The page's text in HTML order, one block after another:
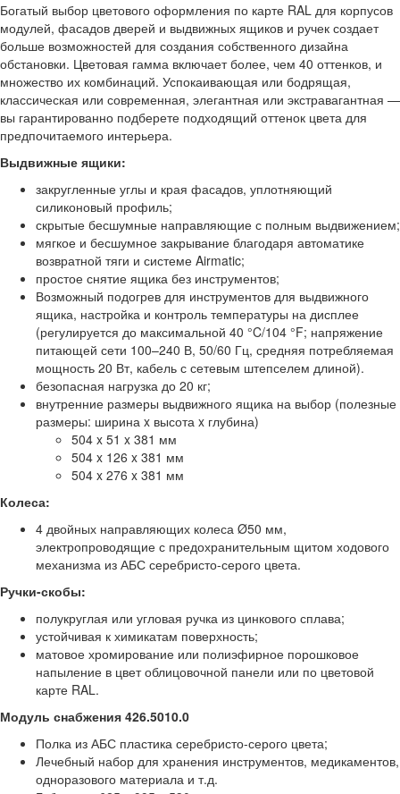
Богатый выбор цветового оформления по карте RAL для корпусов
модулей, фасадов дверей и выдвижных ящиков и ручек создает
больше возможностей для создания собственного дизайна
обстановки. Цветовая гамма включает более, чем 40 оттенков, и
множество их комбинаций. Успокаивающая или бодрящая,
классическая или современная, элегантная или экстравагантная —
вы гарантированно подберете подходящий оттенок цвета для
предпочитаемого интерьера.
Выдвижные ящики:
закругленные углы и края фасадов, уплотняющий
силиконовый профиль;
скрытые бесшумные направляющие с полным выдвижением;
мягкое и бесшумное закрывание благодаря автоматике
возвратной тяги и системе Airmatic;
простое снятие ящика без инструментов;
Возможный подогрев для инструментов для выдвижного
ящика, настройка и контроль температуры на дисплее
(регулируется до максимальной 40 °C/104 °F; напряжение
питающей сети 100–240 В, 50/60 Гц, средняя потребляемая
мощность 20 Вт, кабель с сетевым штепселем длиной).
безопасная нагрузка до 20 кг;
внутренние размеры выдвижного ящика на выбор (полезные
размеры: ширина x высота x глубина)
504 x 51 x 381 мм
504 x 126 x 381 мм
504 x 276 x 381 мм
Колеса:
4 двойных направляющих колеса Ø50 мм,
электропроводящие с предохранительным щитом ходового
механизма из АБС серебристо-серого цвета.
Ручки-скобы:
полукруглая или угловая ручка из цинкового сплава;
устойчивая к химикатам поверхность;
матовое хромирование или полиэфирное порошковое
напыление в цвет облицовочной панели или по цветовой
карте RAL.
Модуль снабжения 426.5010.0
Полка из АБС пластика серебристо-серого цвета;
Лечебный набор для хранения инструментов, медикаментов,
одноразового материала и т.д.